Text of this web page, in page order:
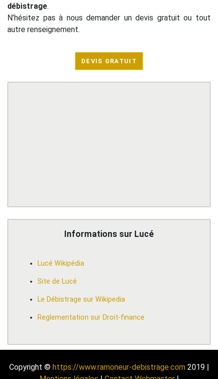
débistrage.
N’hésitez pas à nous demander un devis gratuit ou tout
autre renseignement.
DEVIS GRATUIT
Informations sur Lucé
Lucé Wikipédia
Site de Lucé
Le Débistrage sur Wikipedia
Reglementation sur Droit-finance
Copyright © https://www.ramoneur-debistrage.com2019 |